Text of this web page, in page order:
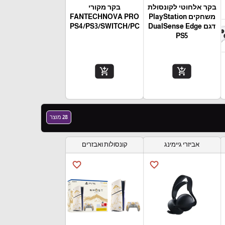
בקר אלחוטי לקונסולת
משחקים PlayStation
דגם DualSense Edge
PS5
add_shopping_cart
בקר מקורי
FANTECHNOVA PRO
PS4/PS3/SWITCH/PC
add_shopping_cart
28 מוצר
אביזרי גיימינג
favorite_border
קונסולות ואבזרים
favorite_border